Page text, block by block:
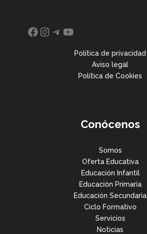
Facebook
Instagram
Telegram
YouTube
Política de privacidad
Aviso legal
Política de Cookies
Conócenos
Somos
Oferta Educativa
Educación Infantil
Educación Primaria
Educación Secundaria
Ciclo Formativo
Servicios
Noticias